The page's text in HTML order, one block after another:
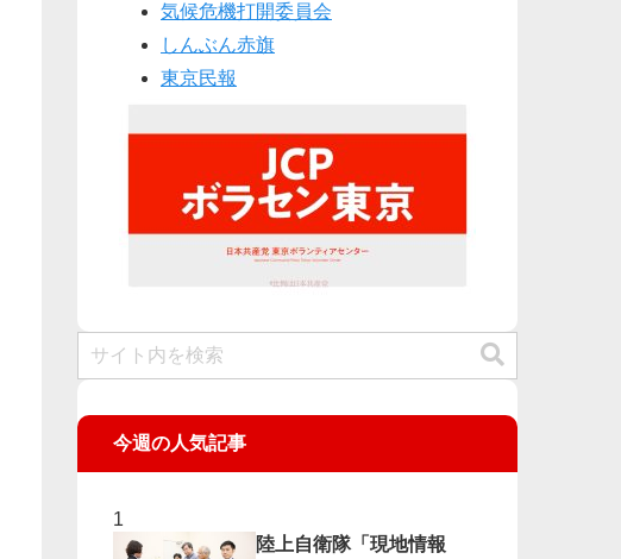
気候危機打開委員会
しんぶん赤旗
東京民報
今週の人気記事
陸上自衛隊「現地情報